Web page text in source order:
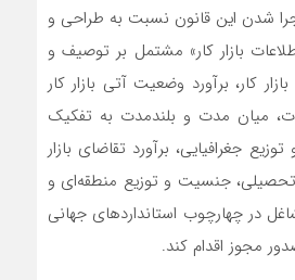
شدن این قانون نسبت به طراحی و
بازار کار» مشتمل بر توصیف و
کار، برآورد وضعیت آتی بازار کار
میان مدت و بلندمدت به تفکیک
جغرافیایی، برآورد تقاضای بازار
جنسیت و توزیع منطقه‌ای و
در چهارچوب استانداردهای جهانی
مجوز اقدام کند.